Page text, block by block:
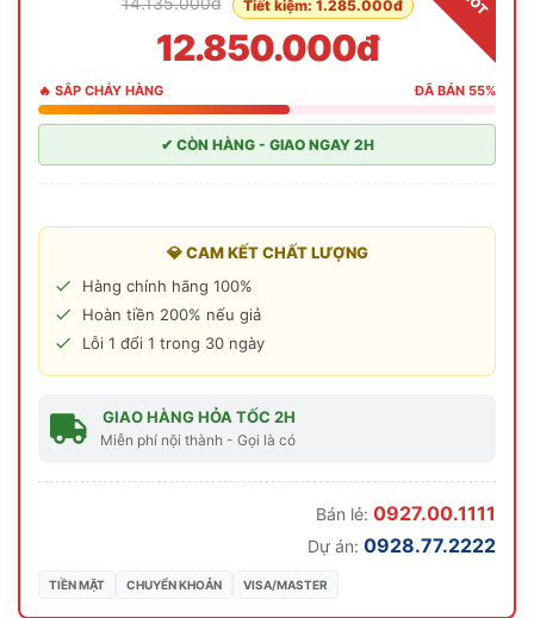
Tiết kiệm: 1.285.000đ
12.850.000đ
🔥 SẮP CHÁY HÀNG ĐÃ BÁN 55%
✔ CÒN HÀNG - GIAO NGAY 2H
💎 CAM KẾT CHẤT LƯỢNG
Hàng chính hãng 100%
Hoàn tiền 200% nếu giả
Lỗi 1 đổi 1 trong 30 ngày
GIAO HÀNG HỎA TỐC 2H
Miễn phí nội thành - Gọi là có
Bán lẻ: 0927.00.1111
Dự án: 0928.77.2222
TIỀN MẶT CHUYỂN KHOẢN VISA/MASTER